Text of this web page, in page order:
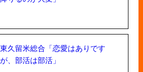
東久留米総合「恋愛はありです
が、部活は部活」